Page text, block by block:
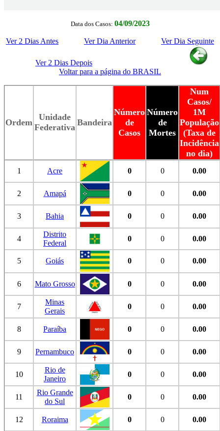
Data dos Casos: 04/09/2023
Ver 2 Dias Antes Ver Dia Anterior Ver Dia Seguinte
Ver 2 Dias Depois
Voltar para a página do BRASIL
Ordem
Unidade
Federativa Bandeira
Número
de
Casos
Número
de
Mortes
Num
Casos/
1M
População
(Taxa de
Incidência
no dia)
1 Acre 0 0 0.00
2 Amapá 0 0 0.00
3 Bahia 0 0 0.00
4
Distrito
Federal
0 0 0.00
5 Goiás 0 0 0.00
6 Mato Grosso 0 0 0.00
7
Minas
Gerais
0 0 0.00
8 Paraíba 0 0 0.00
9 Pernambuco 0 0 0.00
10
Rio de
Janeiro
0 0 0.00
11
Rio Grande
do Sul
0 0 0.00
12 Roraima 0 0 0.00